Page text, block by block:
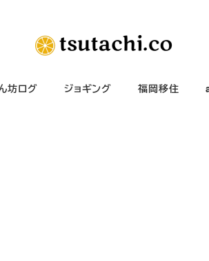
坊ログ ジョギング 福岡移住